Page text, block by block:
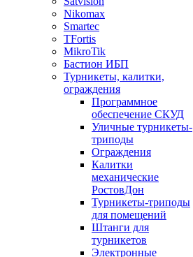
Nikomax
Smartec
TFortis
MikroTik
Бастион ИБП
Турникеты, калитки,
ограждения
Программное
обеспечение СКУД
Уличные турникеты-
триподы
Ограждения
Калитки
механические
РостовДон
Турникеты-триподы
для помещений
Штанги для
турникетов
Электронные